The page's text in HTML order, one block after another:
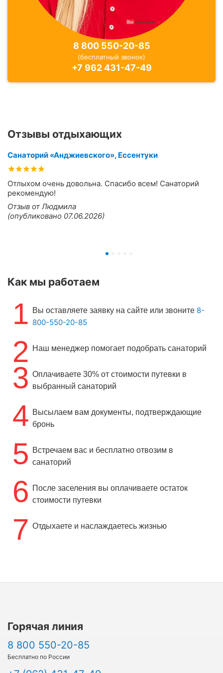
8 800 550-20-85
(бесплатный звонок)
+7 962 431-47-49
Отзывы отдыхающих
Санаторий «Анджиевского», Ессентуки
Отлыхом очень довольна. Спасибо всем! Санаторий
рекомендую!
Отзыв от Людмила
(опубликовано 07.06.2026)
Как мы работаем
1 Вы оставляете заявку на сайте или звоните 8-
800-550-20-85
2 Наш менеджер помогает подобрать санаторий
3 Оплачиваете 30% от стоимости путевки в
выбранный санаторий
4 Высылаем вам документы, подтверждающие
бронь
5
Встречаем вас и бесплатно отвозим в
санаторий
6
После заселения вы оплачиваете остаток
стоимости путевки
7 Отдыхаете и наслаждаетесь жизнью
Горячая линия
8 800 550-20-85
Бесплатно по России